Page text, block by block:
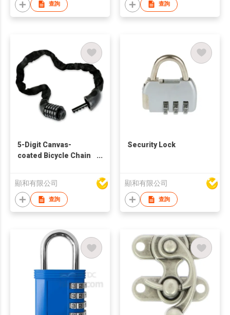
查詢 查詢
5-Digit Canvas-
coated Bicycle Chain
顯和有限公司
查詢
Security Lock
顯和有限公司
查詢